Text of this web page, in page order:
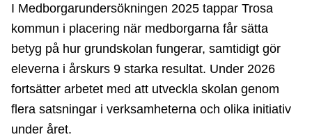
I Medborgarundersökningen 2025 tappar Trosa
kommun i placering när medborgarna får sätta
betyg på hur grundskolan fungerar, samtidigt gör
eleverna i årskurs 9 starka resultat. Under 2026
fortsätter arbetet med att utveckla skolan genom
flera satsningar i verksamheterna och olika initiativ
under året.